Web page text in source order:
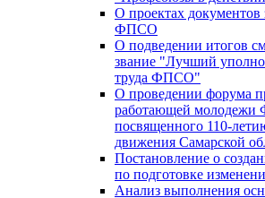
О проектах документов
ФПСО
О подведении итогов
звание "Лучший
труда ФПСО"
О проведении форума
работающей
посвященного 110-
движения Самарской
Постановление о
по подготовке
Анализ выполнения